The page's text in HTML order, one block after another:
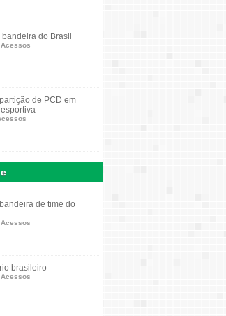
bandeira do Brasil
de PCD em
de time do
brasileiro